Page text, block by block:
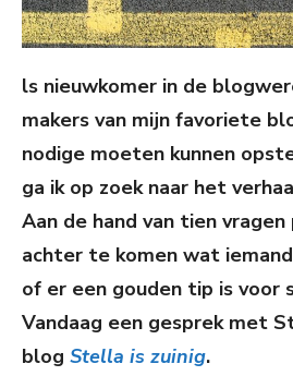
ls nieuwkomer in de
makers van mijn favoriete
nodige moeten kunnen
ga ik op zoek naar het
Aan de hand van tien
achter te komen wat
of er een gouden tip is voor
Vandaag een gesprek met
blog Stella is zuinig.